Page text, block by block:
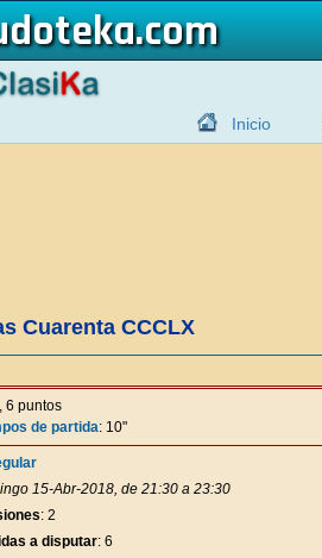
Inicio
Cuarenta CCCLX
, 6 puntos
de partida: 10"
15-Abr-2018, de 21:30 a 23:30
: 2
a disputar: 6